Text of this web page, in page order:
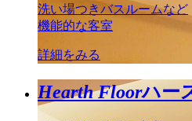
洗い場つきバスルームなど
機能的な客室
詳細をみる
Hearth Floorハー